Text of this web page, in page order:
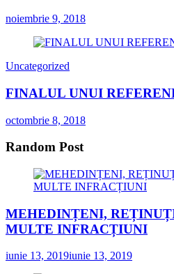
noiembrie 9, 2018
Uncategorized
FINALUL UNUI
octombrie 8, 2018
Random Post
MEHEDINȚENI,
MULTE INFRACȚIUNI
iunie 13, 2019iunie 13, 2019